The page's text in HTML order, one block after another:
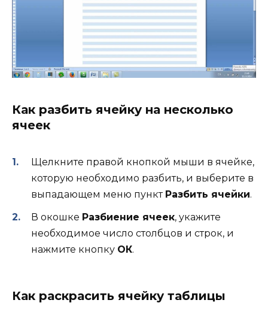
Как разбить ячейку на несколько
ячеек
Щелкните правой кнопкой мыши в ячейке,
которую необходимо разбить, и выберите в
выпадающем меню пункт Разбить ячейки.
В окошке Разбиение ячеек, укажите
необходимое число столбцов и строк, и
нажмите кнопку ОК.
Как раскрасить ячейку таблицы